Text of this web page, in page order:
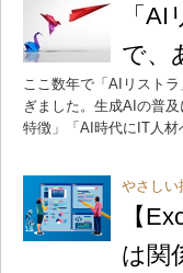
「
で、
ここ数年で「AIリスト
ぎました。生成AIの普
特徴」「AI時代にIT人材
やさしい
【
は関